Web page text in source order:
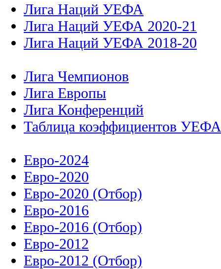
Лига Наций УЕФА
Лига Наций УЕФА 2020-21
Лига Наций УЕФА 2018-20
Лига Чемпионов
Лига Европы
Лига Конференций
Таблица коэффициентов УЕФА
Евро-2024
Евро-2020
Евро-2020 (Отбор)
Евро-2016
Евро-2016 (Отбор)
Евро-2012
Евро-2012 (Отбор)